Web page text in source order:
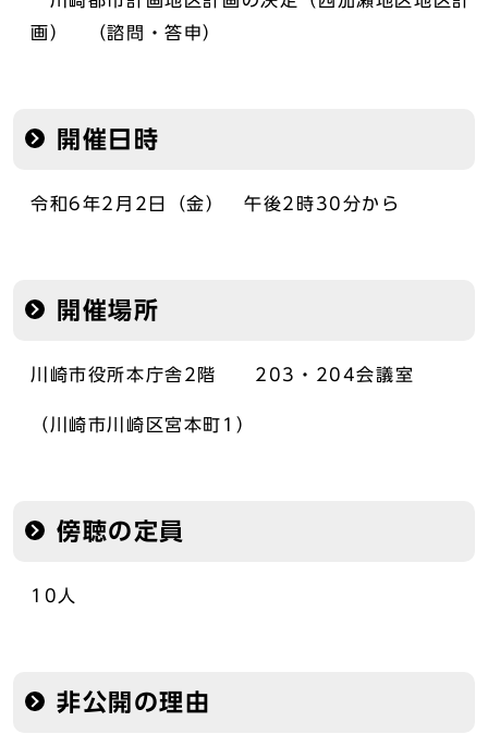
画） （諮問・答申）
開催日時
令和6年2月2日（金） 午後2時30分から
開催場所
川崎市役所本庁舎2階 203・204会議室
（川崎市川崎区宮本町1）
傍聴の定員
10人
非公開の理由